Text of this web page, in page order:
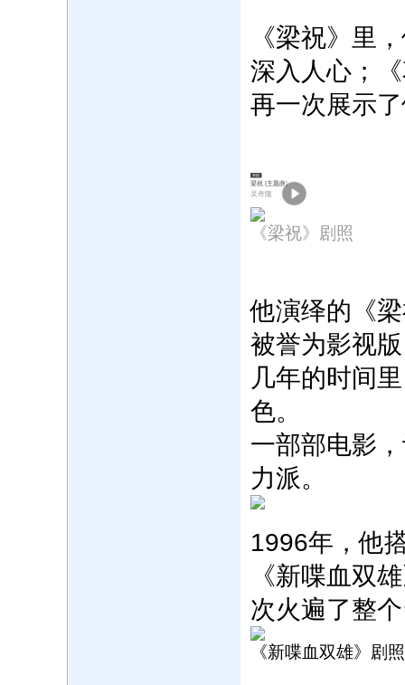
《梁祝》里
深入人心；
再一次展示
单曲
梁祝 (主题曲)
吴奇隆
《梁祝》剧照
他演绎的《
被誉为影视
几年的时间
色。
一部部电影
力派。
1996年，他
《新喋血双
次火遍了整
《新喋血双雄》剧照